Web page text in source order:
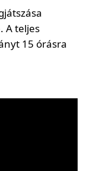
A teljes
15 órásra